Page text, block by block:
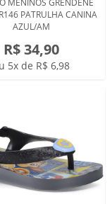
MENINOS GRENDENE
PATRULHA CANINA
AZUL/AM
R$ 34,90
5x de R$ 6,98